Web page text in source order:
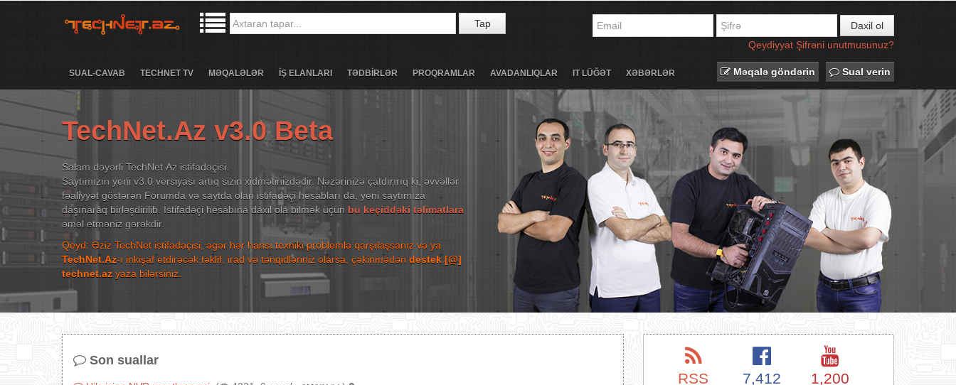
Tap
Daxil ol
Qeydiyyat Şifrəni unutmusunuz?
SUAL-CAVAB TECHNET TV MƏQALƏLƏR İŞ ELANLARI TƏDBİRLƏR PROQRAMLAR AVADANLIQLAR IT LÜĞƏT XƏBƏRLƏR Məqalə göndərin Sual verin
TechNet.Az v3.0 Beta
Salam dəyərli TechNet.Az istifadəçisi.
Saytımızın yeni v3.0 versiyası artıq sizin xidmətinizdədir. Nəzərinizə çatdırırıq ki, əvvəllər
fəaliyyət göstərən Forumda və saytda olan istifadəçi hesabları da, yeni saytımıza
daşınaraq birləşdirilib. İstifadəçi hesabına daxil ola bilmək üçün bu keçiddəki təlimatlara
əməl etməniz gərəkdir.
Qeyd: Əziz TechNet istifadəçisi, əgər hər hansı texniki problemlə qarşılaşsanız və ya
TechNet.Az-ı inkişaf etdirəcək təklif, irad və tənqidləriniz olarsa, çəkinmədən destek [@]
technet.az yaza bilərsiniz.
Son suallar
RSS 7,412 1,200